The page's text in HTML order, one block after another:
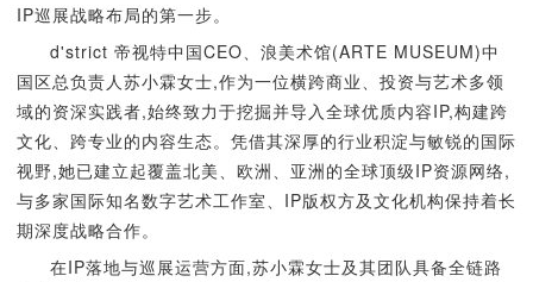
IP巡展战略布局的第一步。
d'strict 帝视特中国CEO、浪美术馆(ARTE MUSEUM)中
国区总负责人苏小霖女士,作为一位横跨商业、投资与艺术多领
域的资深实践者,始终致力于挖掘并导入全球优质内容IP,构建跨
文化、跨专业的内容生态。凭借其深厚的行业积淀与敏锐的国际
视野,她已建立起覆盖北美、欧洲、亚洲的全球顶级IP资源网络,
与多家国际知名数字艺术工作室、IP版权方及文化机构保持着长
期深度战略合作。
在IP落地与巡展运营方面,苏小霖女士及其团队具备全链路